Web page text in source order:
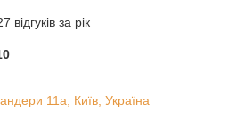
за рік
11а, Київ, Україна